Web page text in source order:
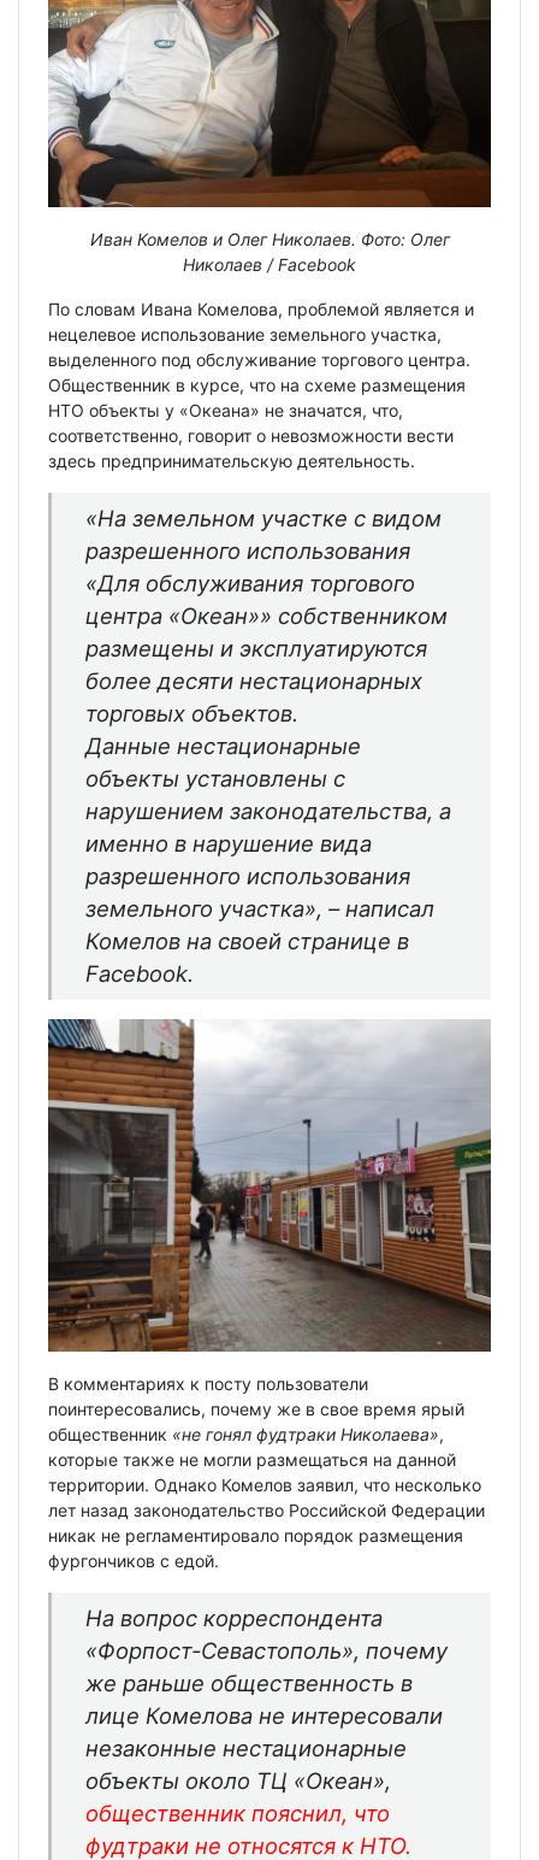
Иван Комелов и Олег Николаев. Фото: Олег
Николаев / Facebook
По словам Ивана Комелова, проблемой является и
нецелевое использование земельного участка,
выделенного под обслуживание торгового центра.
Общественник в курсе, что на схеме размещения
НТО объекты у «Океана» не значатся, что,
соответственно, говорит о невозможности вести
здесь предпринимательскую деятельность.
«На земельном участке с видом
разрешенного использования
«Для обслуживания торгового
центра «Океан»» собственником
размещены и эксплуатируются
более десяти нестационарных
торговых объектов.
Данные нестационарные
объекты установлены с
нарушением законодательства, а
именно в нарушение вида
разрешенного использования
земельного участка», – написал
Комелов на своей странице в
Facebook.
В комментариях к посту пользователи
поинтересовались, почему же в свое время ярый
общественник «не гонял фудтраки Николаева»,
которые также не могли размещаться на данной
территории. Однако Комелов заявил, что несколько
лет назад законодательство Российской Федерации
никак не регламентировало порядок размещения
фургончиков с едой.
На вопрос корреспондента
«Форпост-Севастополь», почему
же раньше общественность в
лице Комелова не интересовали
незаконные нестационарные
объекты около ТЦ «Океан»,
общественник пояснил, что
фудтраки не относятся к НТО.